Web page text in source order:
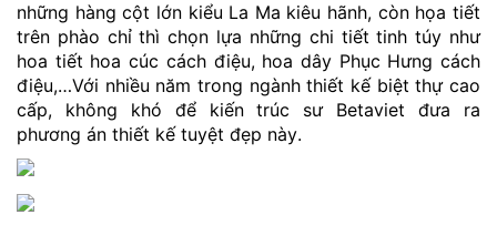
những hàng cột lớn kiểu La Ma kiêu hãnh, còn họa tiết
trên phào chỉ thì chọn lựa những chi tiết tinh túy như
hoa tiết hoa cúc cách điệu, hoa dây Phục Hưng cách
điệu,…Với nhiều năm trong ngành thiết kế biệt thự cao
cấp, không khó để kiến trúc sư Betaviet đưa ra
phương án thiết kế tuyệt đẹp này.